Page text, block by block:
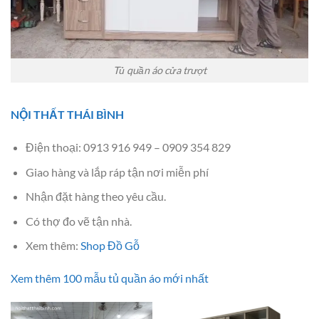
Tủ quần áo cửa trượt
NỘI THẤT THÁI BÌNH
Điện thoại: 0913 916 949 – 0909 354 829
Giao hàng và lắp ráp tận nơi miễn phí
Nhận đặt hàng theo yêu cầu.
Có thợ đo vẽ tận nhà.
Xem thêm: Shop Đồ Gỗ
Xem thêm 100 mẫu tủ quần áo mới nhất